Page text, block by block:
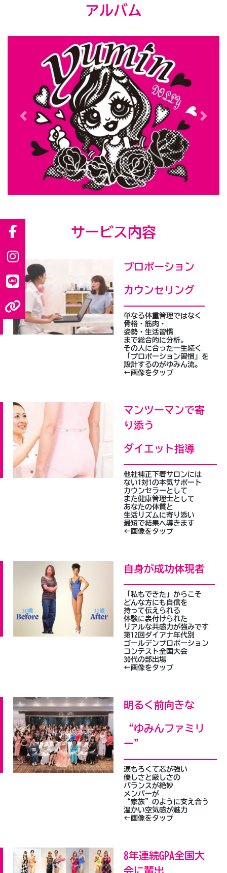
アルバム
Previous Next
サービス内容
プロポーション
カウンセリング
単なる体重管理ではなく
骨格・筋肉・
姿勢・生活習慣
まで総合的に分析。
その人に合った一生続く
「プロポーション習慣」を
設計するのがゆみん流。
←画像をタップ
マンツーマンで寄
り添う
ダイエット指導
他社補正下着サロンには
ない1対1の本気サポート
カウンセラーとして
また健康管理士として
あなたの体質と
生活リズムに寄り添い
最短で結果へ導きます
←画像をタップ
自身が成功体現者
「私もできた」からこそ
どんな方にも自信を
持って伝えられる
体験に裏付けられた
リアルな共感力が強みです
第12回ダイアナ年代別
ゴールデンプロポーション
コンテスト全国大会
30代の部出場
←画像をタップ
明るく前向きな
“ゆみんファミリ
ー”
涙もろくて芯が強い
優しさと厳しさの
バランスが絶妙
メンバーが
“家族”のように支え合う
温かい空気感が魅力
←画像をタップ
8年連続GPA全国大
会に輩出